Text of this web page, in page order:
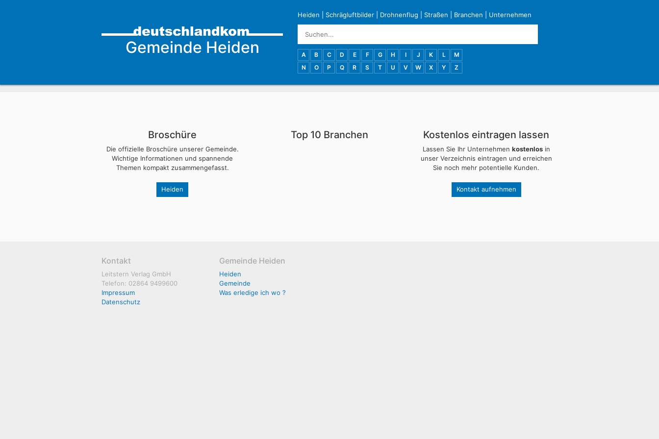
Gemeinde Heiden
Heiden Schrägluftbilder Drohnenflug Straßen Branchen Unternehmen
A B C D E F G H I J K L
M
N
O P Q R S T U V W X Y Z
Broschüre
Die offizielle Broschüre unserer Gemeinde.
Wichtige Informationen und spannende
Themen kompakt zusammengefasst.
Heiden
Top 10 Branchen Kostenlos eintragen lassen
Lassen Sie Ihr Unternehmen kostenlosin
unser Verzeichnis eintragen und erreichen
Sie noch mehr potentielle Kunden.
Kontakt aufnehmen
Kontakt
Leitstern Verlag GmbH
Telefon: 02864 9499600
Impressum
Datenschutz
Gemeinde Heiden
Heiden
Gemeinde
Was erledige ich wo ?